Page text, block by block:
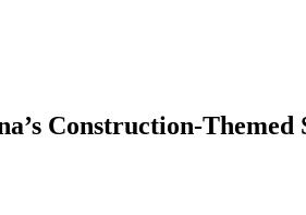
Construction-